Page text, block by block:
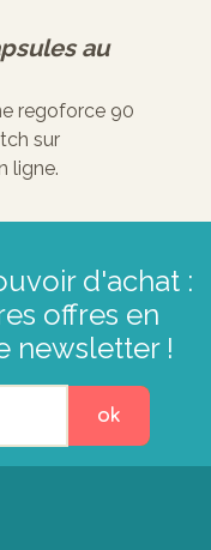
au
regoforce 90
sur
ligne.
d'achat :
offres en
newsletter !
ok